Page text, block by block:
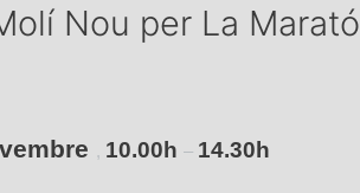
Nou per La Marató
, 10.00h – 14.30h